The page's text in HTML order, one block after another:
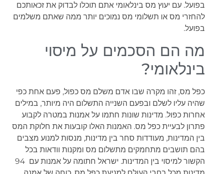
בפועל. עם יעוץ מס בינלאומי אתם תוכלו לבדוק את זכאותכם
להחזרי מס או תשלומי מס נמוכים יותר ממה שאתם משלמים
בפועל.
מה הם הסכמים על מיסוי
בינלאומי?
כפל מס, זהו מקרה שבו אדם משלם מס כפול, פעם אחת כפי
שהיה עליו לשלם ובפעם השנייה התשלום היה מיותר, במילים
אחרות כפול. מדינות שונות חתמו על אמנות במטרה לקבוע
פתרון לבעיית כפל מס. האמנות האלו קובעות את חלוקת המס
בין המדינות, מעודדות סחר בין מדינות, מנסות למנוע מצבים
בהם תושבים מתחמקים מתשלום מס ומקנות וודאות בכל
הקשור למיסוי בין המדינות. ישראל חתומה על אמנות עם 94